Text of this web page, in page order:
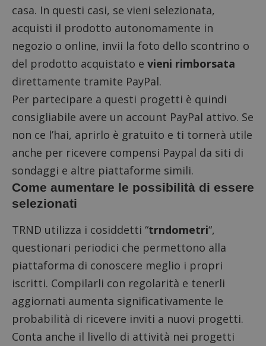
casa. In questi casi, se vieni selezionata,
acquisti il prodotto autonomamente in
negozio o online, invii la foto dello scontrino o
del prodotto acquistato e vieni rimborsata
direttamente tramite PayPal.
Per partecipare a questi progetti è quindi
consigliabile avere un account PayPal attivo. Se
non ce l’hai, aprirlo è gratuito e ti tornerà utile
anche per ricevere compensi Paypal da siti di
sondaggi e altre piattaforme simili.
Come aumentare le possibilità di essere
selezionati
TRND utilizza i cosiddetti “trndometri“,
questionari periodici che permettono alla
piattaforma di conoscere meglio i propri
iscritti. Compilarli con regolarità e tenerli
aggiornati aumenta significativamente le
probabilità di ricevere inviti a nuovi progetti.
Conta anche il livello di attività nei progetti